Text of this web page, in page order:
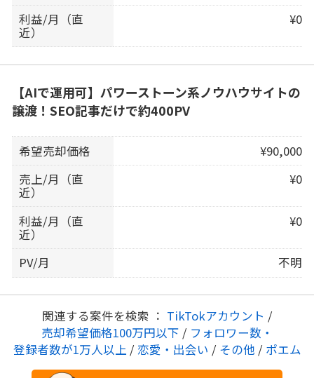
利益/月（直
近）
¥0
【AIで運用可】パワーストーン系ノウハウサイトの
譲渡！SEO記事だけで約400PV
希望売却価格
¥90,000
売上/月（直
近）
¥0
利益/月（直
近）
¥0
PV/月 不明
関連する案件を検索 ： TikTokアカウント /
売却希望価格100万円以下 / フォロワー数・
登録者数が1万人以上 / 恋愛・出会い / その他 / ポエム